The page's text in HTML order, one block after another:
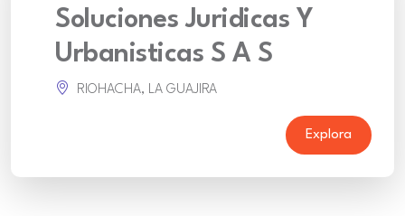
Soluciones Juridicas Y
Urbanisticas S A S
RIOHACHA, LA GUAJIRA
Explora